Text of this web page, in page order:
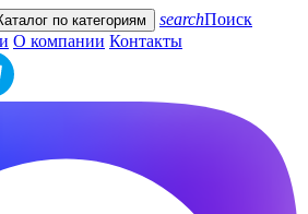
по категориям searchПоиск
О компании Контакты